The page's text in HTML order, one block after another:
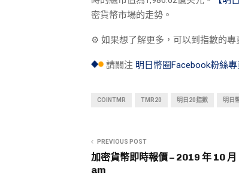
密貨幣市場的走勢。
⚙︎ 如果想了解更多，可以到指數的專
請關注 明日幣圈Facebook粉絲專
COINTMR TMR20 明日20指數 明日
PREVIOUS POST
加密貨幣即時報價 – 2019 年 10
am